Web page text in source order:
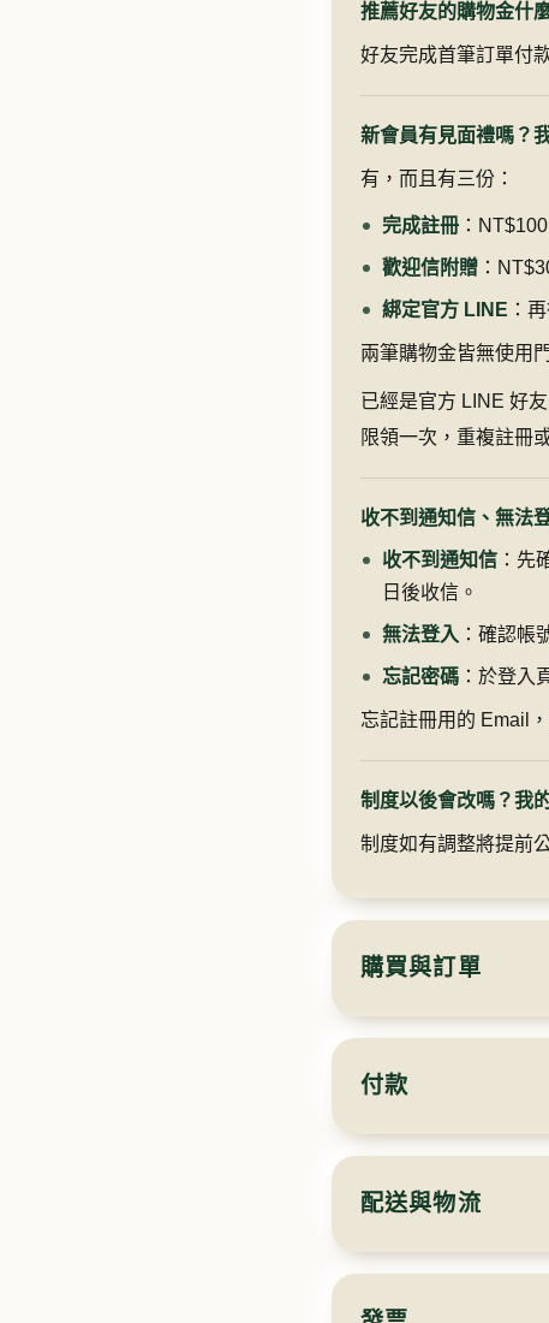
推薦好友的購物金什
好友完成首筆訂單付
新會員有見面禮嗎？
有，而且有三份：
完成註冊 ：
歡迎信附贈 ：
綁定官方 LINE ：
兩筆購物金皆無使用
已經是官方 LINE 好
限領一次，重複註冊
收不到通知信、無法
收不到通知信 ：先
日後收信。
無法登入 ：確認帳
忘記密碼 ：於登入
忘記註冊用的 Email
制度以後會改嗎？我
制度如有調整將提前
購買與訂單
付款
配送與物流